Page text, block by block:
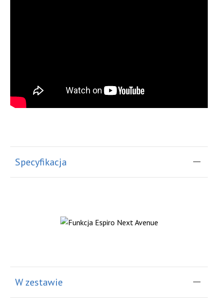
Specyfikacja
W zestawie